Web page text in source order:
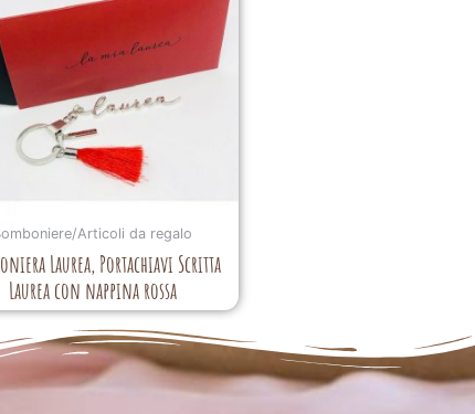
Articoli da regalo
Laurea, Portachiavi Scritta
Laurea con nappina rossa